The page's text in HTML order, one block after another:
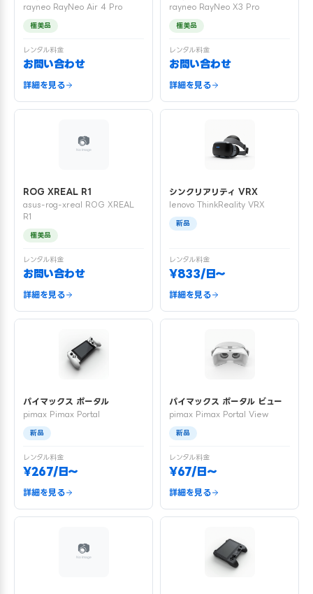
rayneo RayNeo Air 4 Pro
極美品
レンタル料金
お問い合わせ
詳細を見る
rayneo RayNeo X3 Pro
極美品
レンタル料金
お問い合わせ
詳細を見る
ROG XREAL R1
asus-rog-xreal ROG XREAL
R1
極美品
レンタル料金
お問い合わせ
詳細を見る
シンクリアリティ VRX
lenovo ThinkReality VRX
新品
レンタル料金
¥833/日〜
詳細を見る
パイマックス ポータル
pimax Pimax Portal
新品
レンタル料金
¥267/日〜
詳細を見る
パイマックス ポータル ビュー
pimax Pimax Portal View
新品
レンタル料金
¥67/日〜
詳細を見る